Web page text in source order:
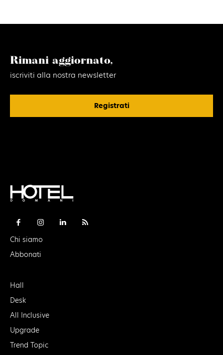
Rimani aggiornato,
iscriviti alla nostra newsletter
Registrati
Chi siamo
Abbonati
Hall
Desk
All Inclusive
Upgrade
Trend Topic